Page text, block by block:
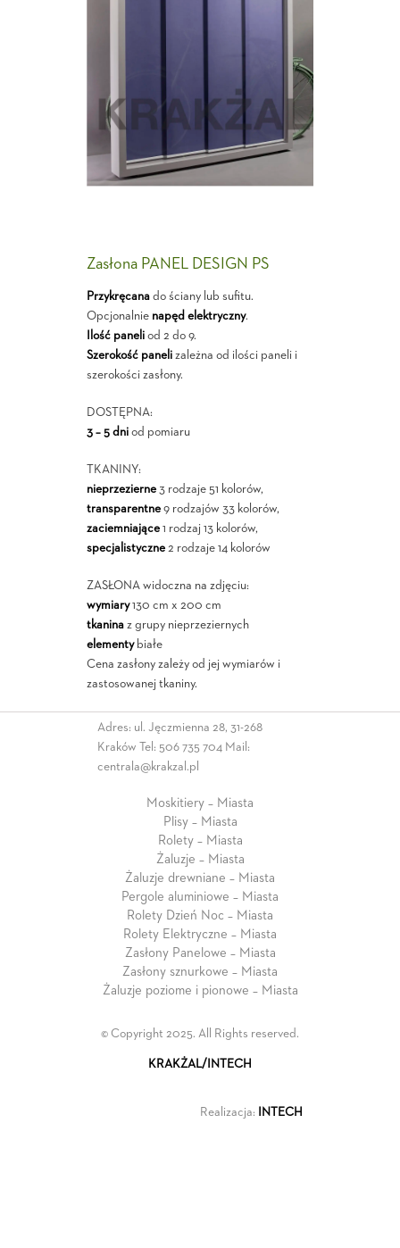
Zasłona PANEL DESIGN PS
Przykręcanado ściany lub sufitu.
Opcjonalnie napęd elektryczny.
Ilość paneliod 2 do 9.
Szerokość panelizależna od ilości paneli i
szerokości zasłony.
DOSTĘPNA:
3 – 5 dniod pomiaru
TKANINY:
nieprzezierne3 rodzaje 51 kolorów,
transparentne9 rodzajów 33 kolorów,
zaciemniające1 rodzaj 13 kolorów,
specjalistyczne2 rodzaje 14 kolorów
ZASŁONA widoczna na zdjęciu:
wymiary130 cm x 200 cm
tkaninaz grupy nieprzeziernych
elementybiałe
Cena zasłony zależy od jej wymiarów i
zastosowanej tkaniny.
Adres: ul. Jęczmienna 28, 31-268
Kraków Tel: 506 735 704 Mail:
centrala@krakzal.pl
Moskitiery – Miasta
Plisy – Miasta
Rolety – Miasta
Żaluzje – Miasta
Żaluzje drewniane – Miasta
Pergole aluminiowe – Miasta
Rolety Dzień Noc – Miasta
Rolety Elektryczne – Miasta
Zasłony Panelowe – Miasta
Zasłony sznurkowe – Miasta
Żaluzje poziome i pionowe – Miasta
© Copyright 2025. All Rights reserved.
KRAKŻAL/INTECH
Realizacja: INTECH